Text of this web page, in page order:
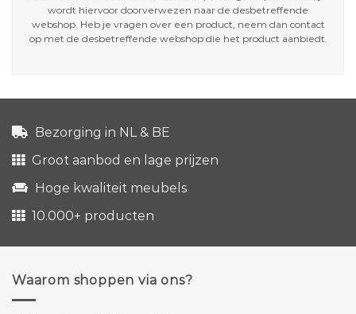
wordt hiervoor doorverwezen naar de desbetreffende
webshop. Heb je vragen over een product, neem dan contact
op met de desbetreffende webshop die het product aanbiedt.
Bezorging in NL & BE
Groot aanbod en lage prijzen
Hoge kwaliteit meubels
10.000+ producten
Waarom shoppen via ons?